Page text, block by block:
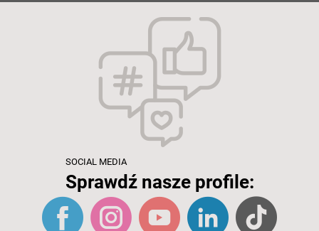
SOCIAL MEDIA
Sprawdź nasze profile: